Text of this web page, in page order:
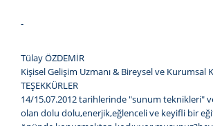
-
Tülay ÖZDEMİR
Kişisel Gelişim Uzmanı & Bireysel ve Kurumsal
TEŞEKKÜRLER
14/15.07.2012 tarihlerinde "sunum teknikleri"
olan dolu dolu,enerjik,eğlenceli ve keyifli bir